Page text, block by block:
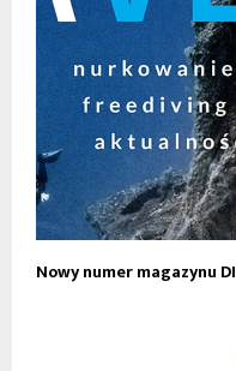
Nowy numer magazynu